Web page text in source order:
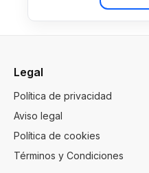
Legal
Política de privacidad
Aviso legal
Política de cookies
Términos y Condiciones